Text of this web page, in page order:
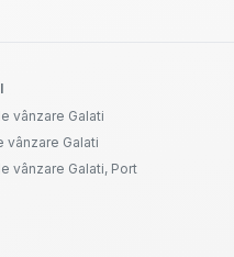
vânzare Galati
vânzare Galati
vânzare Galati, Port